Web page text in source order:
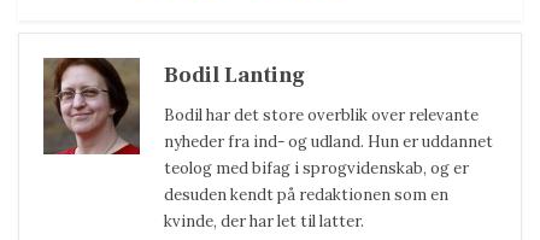
Bodil Lanting
Bodil har det store overblik over relevante
nyheder fra ind- og udland. Hun er uddannet
teolog med bifag i sprogvidenskab, og er
desuden kendt på redaktionen som en
kvinde, der har let til latter.